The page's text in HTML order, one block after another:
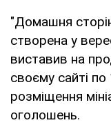
"Домашня
створена у
виставив на
своєму сайті
розміщення
оголошень.